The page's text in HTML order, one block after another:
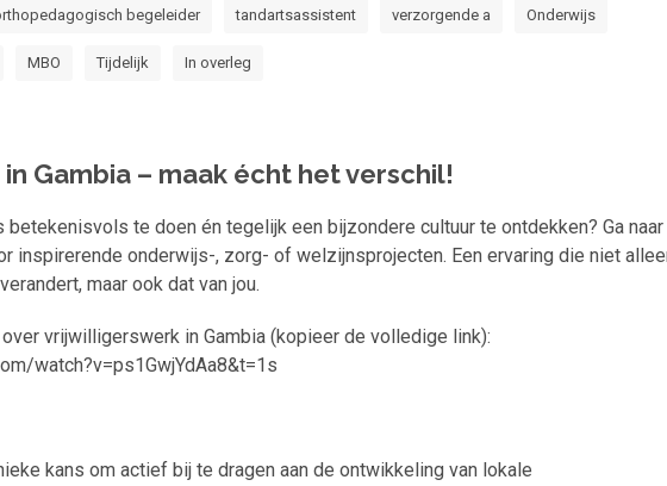
begeleider tandartsassistent verzorgende a Onderwijs
MBO Tijdelijk In overleg
Gambia – maak écht het verschil!
betekenisvols te doen én tegelijk een bijzondere cultuur te ontdekken? Ga naar
inspirerende onderwijs-, zorg- of welzijnsprojecten. Een ervaring die niet
maar ook dat van jou.
vrijwilligerswerk in Gambia (kopieer de volledige link):
watch?v=ps1GwjYdAa8&t=1s
kans om actief bij te dragen aan de ontwikkeling van lokale